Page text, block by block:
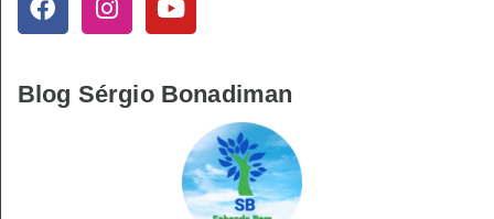
Blog Sérgio Bonadiman